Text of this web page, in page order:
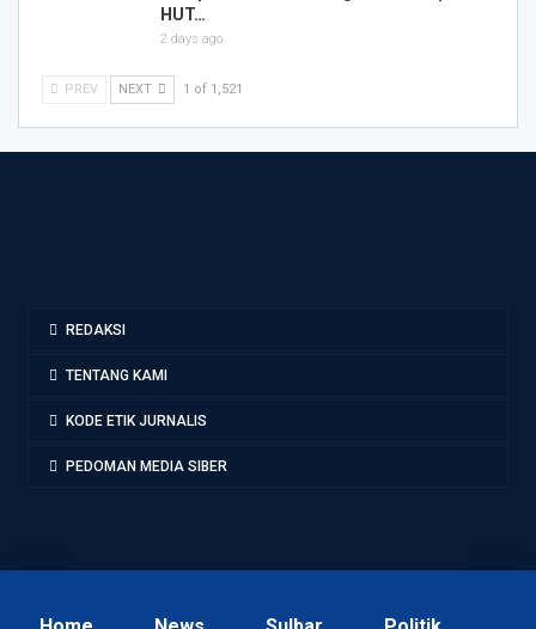
HUT…
2 days ago
PREV NEXT 1 of 1,521
REDAKSI
TENTANG KAMI
KODE ETIK JURNALIS
PEDOMAN MEDIA SIBER